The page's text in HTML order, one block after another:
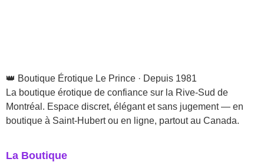
👑 Boutique Érotique Le Prince · Depuis 1981
La boutique érotique de confiance sur la Rive-Sud de
Montréal. Espace discret, élégant et sans jugement — en
boutique à Saint-Hubert ou en ligne, partout au Canada.
La Boutique